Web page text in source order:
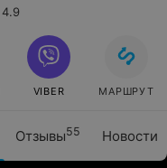
Отзывы55 Новости
4.9
VIBER МАРШРУТ